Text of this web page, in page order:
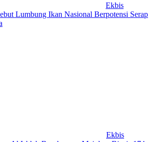
Ekbis
Lumbung Ikan Nasional Berpotensi Serap
Ekbis